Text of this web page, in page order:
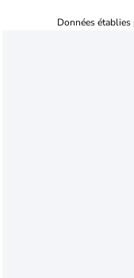
Données établies